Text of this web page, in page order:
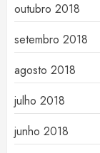
outubro 2018
setembro 2018
agosto 2018
julho 2018
junho 2018